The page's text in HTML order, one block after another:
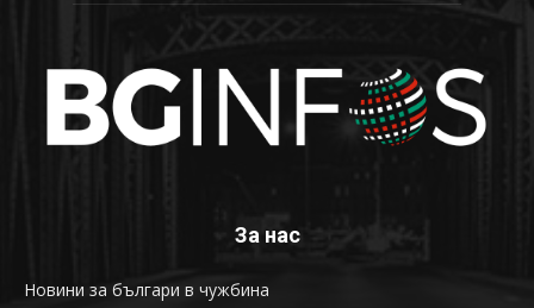
За нас
Новини за българи в чужбина